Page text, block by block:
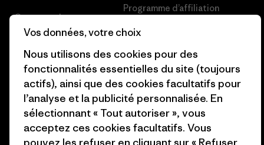
Cartes cadeaux
Programme d’affiliation
Patagonia France Plan du site
© 2026 Patagonia, Inc. All Rights Reserved.
Vos données, votre choix
Nous utilisons des cookies pour des
fonctionnalités essentielles du site (toujours
actifs), ainsi que des cookies facultatifs pour
l’analyse et la publicité personnalisée. En
sélectionnant « Tout autoriser », vous
acceptez ces cookies facultatifs. Vous